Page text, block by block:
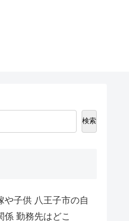
検索
や子供 八王子市の自
係 勤務先はどこ